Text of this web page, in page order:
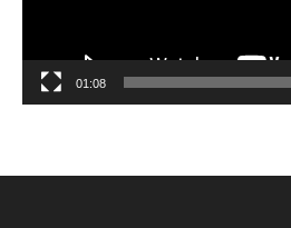
01:08